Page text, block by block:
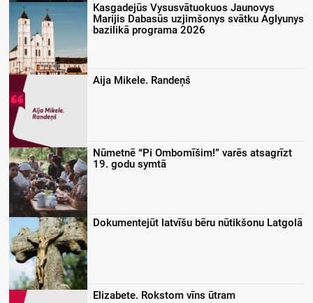
Kasgadejūs Vysusvātuokuos Jaunovys
Marijis Dabasūs uzjimšonys svātku Aglyunys
bazilikā programa 2026
Aija Mikele. Randeņš
Nūmetnē “Pi Ombomīšim!” varēs atsagrīzt
19. godu symtā
Dokumentejūt latvīšu bēru nūtikšonu Latgolā
Elizabete. Rokstom vīns ūtram